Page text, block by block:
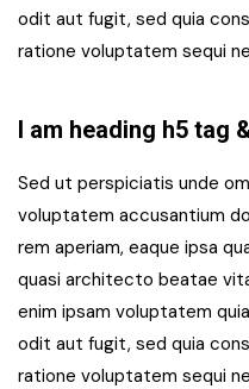
odit aut fugit, sed quia
ratione voluptatem sequi
I am heading h5 tag
Sed ut perspiciatis unde
voluptatem accusantium
rem aperiam, eaque ipsa
quasi architecto beatae
enim ipsam voluptatem
odit aut fugit, sed quia
ratione voluptatem sequi